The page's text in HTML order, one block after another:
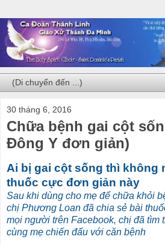
30 tháng 6, 2016
Chữa bệnh gai cột
Đông Y đơn giản)
Ai bị gai cột sống thì không
thuốc cực đơn giản này
Sau khi dùng cho mẹ để chữa khỏi
chị Phương Loan đã chia sẻ bài
mọi người trên Facebook, chị đã tìm
cùng mẹ chiến đấu với căn bệnh